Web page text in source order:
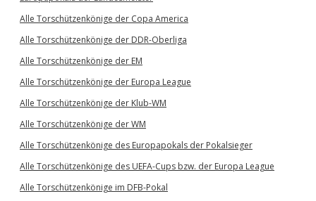
Alle Torschützenkönige der Copa America
Alle Torschützenkönige der DDR-Oberliga
Alle Torschützenkönige der EM
Alle Torschützenkönige der Europa League
Alle Torschützenkönige der Klub-WM
Alle Torschützenkönige der WM
Alle Torschützenkönige des Europapokals der Pokalsieger
Alle Torschützenkönige des UEFA-Cups bzw. der Europa League
Alle Torschützenkönige im DFB-Pokal